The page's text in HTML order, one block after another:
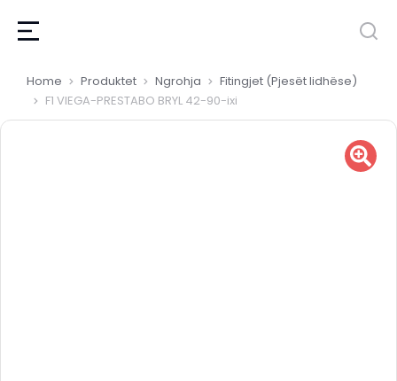
You are here:
Home Produktet Ngrohja
Fitingjet (Pjesët lidhëse)
F1 VIEGA-PRESTABO BRYL 42-90-ixi